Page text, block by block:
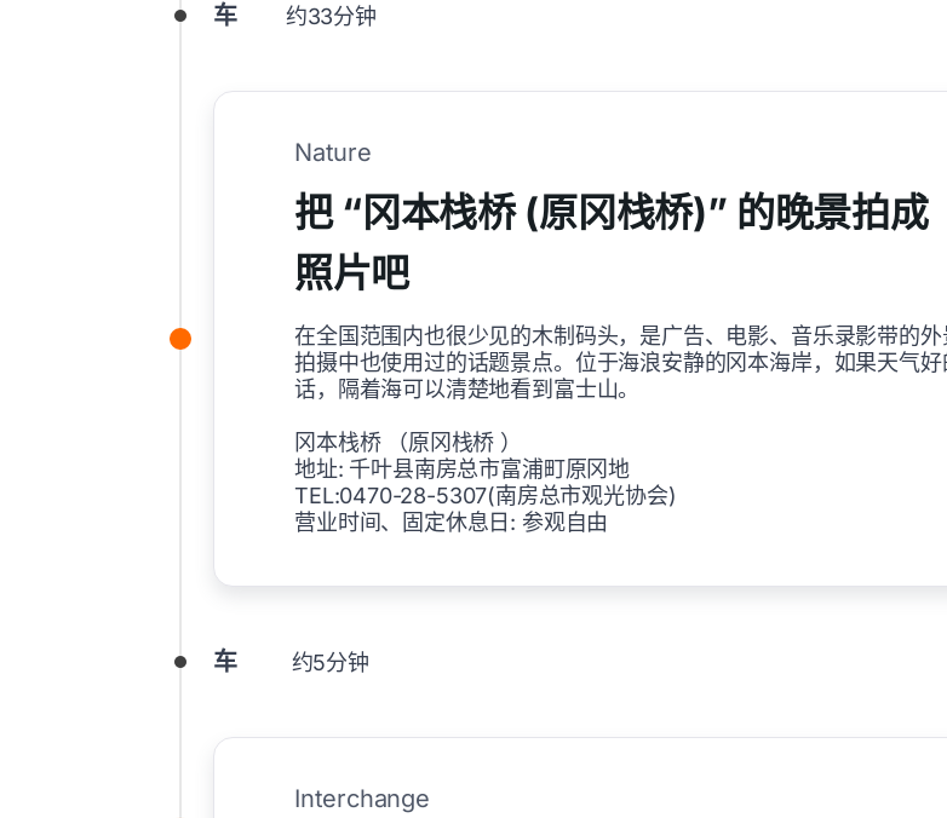
车 约33分钟
Nature
把 “冈本栈桥 (原冈栈桥)” 的晚景拍成
照片吧
在全国范围内也很少见的木制码头，是广告、电影、音乐录影带的外
拍摄中也使用过的话题景点。位于海浪安静的冈本海岸，如果天气好
话，隔着海可以清楚地看到富士山。
冈本栈桥 （原冈栈桥 ）
地址: 千叶县南房总市富浦町原冈地
TEL:0470-28-5307(南房总市观光协会)
营业时间、固定休息日: 参观自由
车 约5分钟
Interchange